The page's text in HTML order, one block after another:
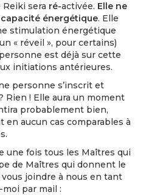
sera ré-activée. Elle ne
énergétique. Elle
stimulation énergétique
« réveil », pour certains)
est déjà sur cette
initiations antérieures.
personne s’inscrit et
Rien ! Elle aura un moment
probablement bien,
en aucun cas comparables à
une fois tous les Maîtres qui
de Maîtres qui donnent le
vous joindre à nous en tant
par mail :